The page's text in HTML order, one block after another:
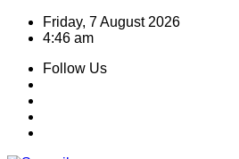
Skip
Friday, 7 August 2026
4:46 am
Follow Us